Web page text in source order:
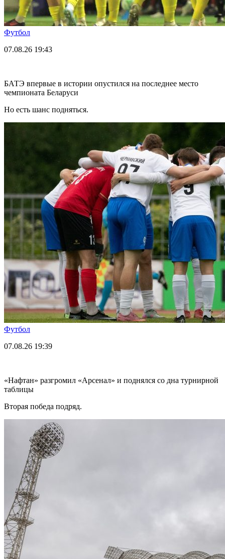
Футбол
07.08.26 19:43
БАТЭ впервые в истории опустился на последнее место
чемпионата Беларуси
Но есть шанс подняться.
Футбол
07.08.26 19:39
«Нафтан» разгромил «Арсенал» и поднялся со дна турнирной
таблицы
Вторая победа подряд.